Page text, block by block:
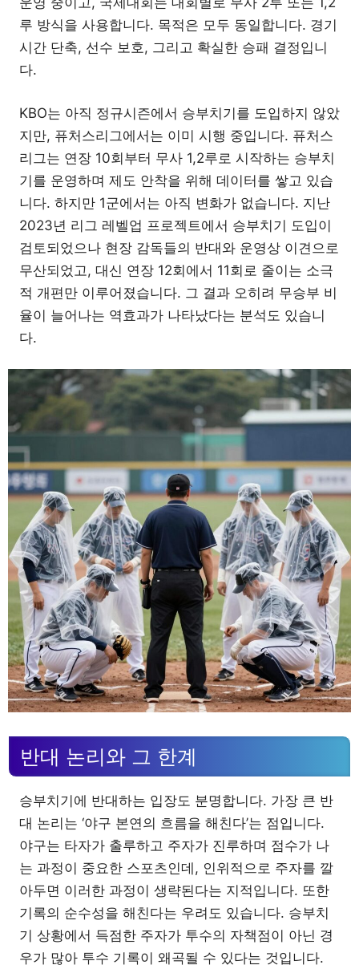
루 방식을 사용합니다. 목적은 모두 동일합니다. 경기
시간 단축, 선수 보호, 그리고 확실한 승패 결정입니
다.
KBO는 아직 정규시즌에서 승부치기를 도입하지 않았
지만, 퓨처스리그에서는 이미 시행 중입니다. 퓨처스
리그는 연장 10회부터 무사 1,2루로 시작하는 승부치
기를 운영하며 제도 안착을 위해 데이터를 쌓고 있습
니다. 하지만 1군에서는 아직 변화가 없습니다. 지난
2023년 리그 레벨업 프로젝트에서 승부치기 도입이
검토되었으나 현장 감독들의 반대와 운영상 이견으로
무산되었고, 대신 연장 12회에서 11회로 줄이는 소극
적 개편만 이루어졌습니다. 그 결과 오히려 무승부 비
율이 늘어나는 역효과가 나타났다는 분석도 있습니
다.
반대 논리와 그 한계
승부치기에 반대하는 입장도 분명합니다. 가장 큰 반
대 논리는 ‘야구 본연의 흐름을 해친다’는 점입니다.
야구는 타자가 출루하고 주자가 진루하며 점수가 나
는 과정이 중요한 스포츠인데, 인위적으로 주자를 깔
아두면 이러한 과정이 생략된다는 지적입니다. 또한
기록의 순수성을 해친다는 우려도 있습니다. 승부치
기 상황에서 득점한 주자가 투수의 자책점이 아닌 경
우가 많아 투수 기록이 왜곡될 수 있다는 것입니다.